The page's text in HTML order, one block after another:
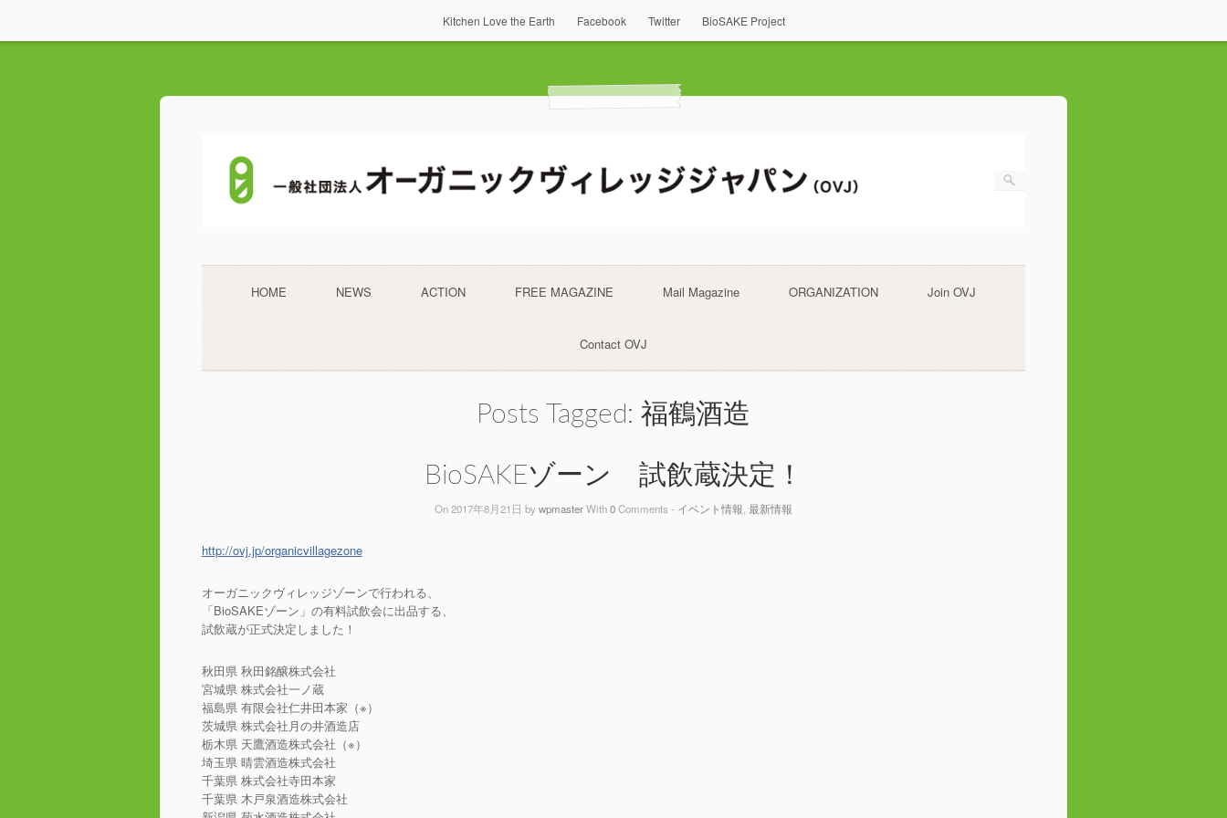
Kitchen Love the Earth Facebook Twitter BioSAKE Project
HOME NEWS ACTION FREE MAGAZINE Mail Magazine ORGANIZATION Join OVJ
Contact OVJ
Posts Tagged: 福鶴酒造
BioSAKEゾーン 試飲蔵決定！
On 2017年8月21日 bywpmasterWith0Comments - イベント情報 最新情報
http://ovj.jp/organicvillagezone
オーガニックヴィレッジゾーンで行われる、
「BioSAKEゾーン」の有料試飲会に出品する、
試飲蔵が正式決定しました！
秋田県 秋田銘醸株式会社
宮城県 株式会社一ノ蔵
福島県 有限会社仁井田本家（※）
茨城県 株式会社月の井酒造店
栃木県 天鷹酒造株式会社（※）
埼玉県 晴雲酒造株式会社
千葉県 株式会社寺田本家
千葉県 木戸泉酒造株式会社